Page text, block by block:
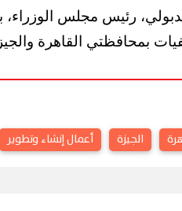
رئيس مجلس الوزراء،
بمحافظتي القاهرة
الجيزة أعمال إنشاء وتطوير